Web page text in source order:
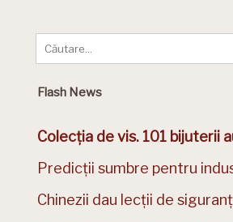
Flash News
Colecția de vis. 101 bijuterii
Predicții sumbre pentru
Chinezii dau lecții de